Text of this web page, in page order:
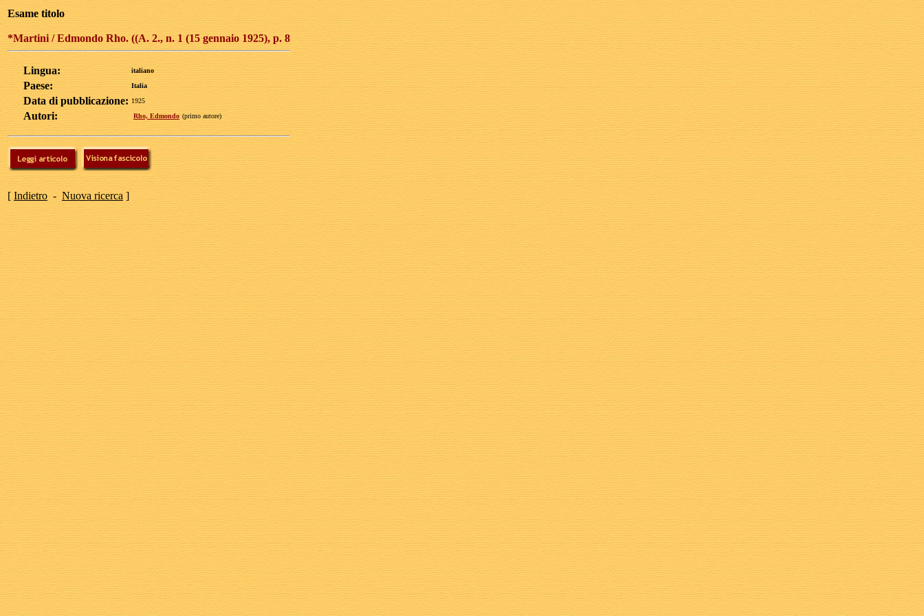
Esame titolo
*Martini / Edmondo Rho. ((A. 2., n. 1 (15 gennaio 1925), p. 8
Lingua: italiano
Paese: Italia
Data di pubblicazione: 1925
Autori: Rho, Edmondo (primo autore)
[ Indietro - Nuova ricerca ]